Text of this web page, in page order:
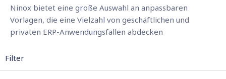
Ninox bietet eine große Auswahl an anpassbaren
Vorlagen, die eine Vielzahl von geschäftlichen und
privaten ERP-Anwendungsfällen abdecken
Filter